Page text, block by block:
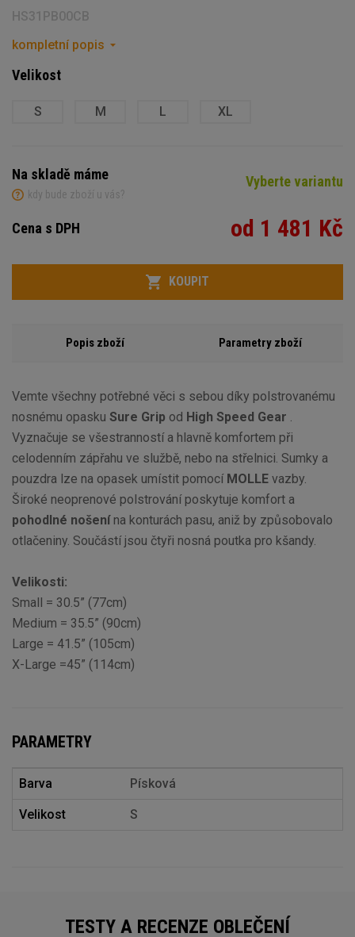
HS31PB00CB
kompletní popis
Velikost
S M L XL
Na skladě máme
kdy bude zboží u vás?
Vyberte variantu
Cena s DPH od 1 481 Kč
Počet
Variant
KOUPIT
Popis zboží Parametry zboží
Vemte všechny potřebné věci s sebou díky polstrovanému
nosnému opasku Sure Grip od High Speed Gear
Vyznačuje se všestranností a hlavně komfortem při
celodenním zápřahu ve službě, nebo na střelnici. Sumky a
pouzdra lze na opasek umístit pomocí MOLLE vazby.
Široké neoprenové polstrování poskytuje komfort a
pohodlné nošenína konturách pasu, aniž by způsobovalo
otlačeniny. Součástí jsou čtyři nosná poutka pro kšandy.
Velikosti:
Small = 30.5” (77cm)
Medium = 35.5” (90cm)
Large = 41.5” (105cm)
X-Large =45” (114cm)
PARAMETRY
Barva Písková
Velikost S
TESTY A RECENZE OBLEČENÍ